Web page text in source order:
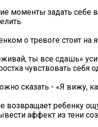
моменты задать себе
о тревоге стоит
ты все сдашь»
чувствовать себя
сказать - «Я вижу,
возвращает ребенку
аффект из тени